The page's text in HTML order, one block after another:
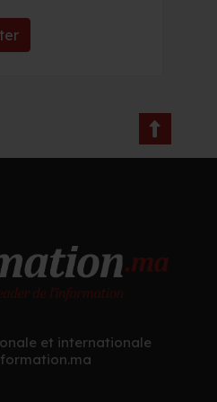
et internationale